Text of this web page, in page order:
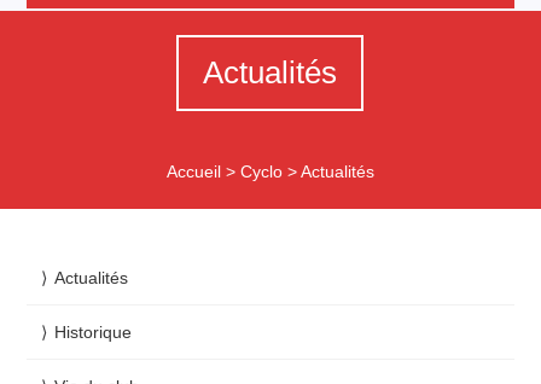
Actualités
Accueil> Cyclo>Actualités
Actualités
Historique